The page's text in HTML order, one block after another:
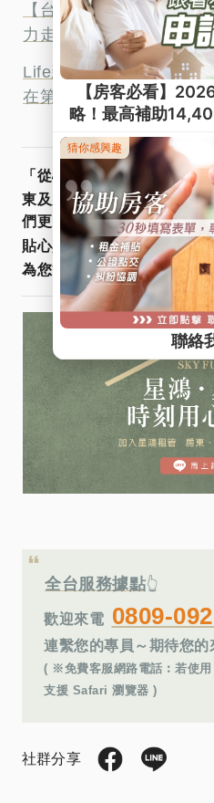
【台北郵報】居住正義
力走在第一線
Life新聞 居住正義哪裡找
在第一線
「從心出發．用心服務」星
東及房客的聲音，因為我們
們更多的幸福感，服務不是
貼心與用心。快加入Line@
為您管好宅，找好宅！
全台服務據點👆
歡迎來電 0809-
連繫您的專員～期待您的
( ※免費客服網路電話︰若使
支援 Safari 瀏覽器 )
社群分享